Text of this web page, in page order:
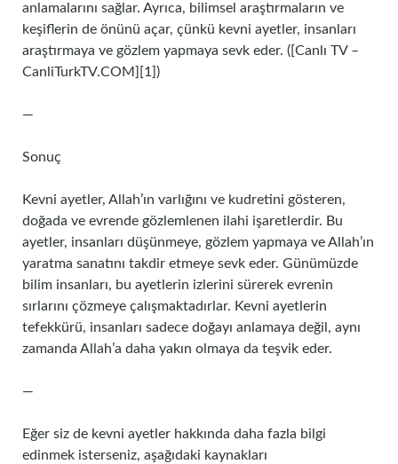
anlamalarını sağlar. Ayrıca, bilimsel araştırmaların ve
keşiflerin de önünü açar, çünkü kevni ayetler, insanları
araştırmaya ve gözlem yapmaya sevk eder. ([Canlı TV –
CanliTurkTV.COM][1])
—
Sonuç
Kevni ayetler, Allah’ın varlığını ve kudretini gösteren,
doğada ve evrende gözlemlenen ilahi işaretlerdir. Bu
ayetler, insanları düşünmeye, gözlem yapmaya ve Allah’ın
yaratma sanatını takdir etmeye sevk eder. Günümüzde
bilim insanları, bu ayetlerin izlerini sürerek evrenin
sırlarını çözmeye çalışmaktadırlar. Kevni ayetlerin
tefekkürü, insanları sadece doğayı anlamaya değil, aynı
zamanda Allah’a daha yakın olmaya da teşvik eder.
—
Eğer siz de kevni ayetler hakkında daha fazla bilgi
edinmek isterseniz, aşağıdaki kaynakları